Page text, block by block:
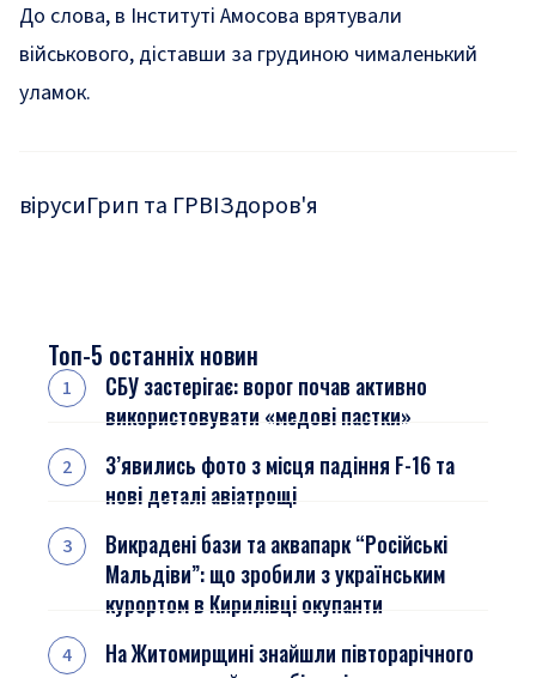
До слова, в Інституті Амосова врятували
військового, діставши за грудиною чималенький
уламок.
вірусиГрип та ГРВІЗдоров'я
Топ-5 останніх новин
СБУ застерігає: ворог почав активно
використовувати «медові пастки»
З’явились фото з місця падіння F-16 та
нові деталі авіатрощі
Викрадені бази та аквапарк “Російські
Мальдіви”: що зробили з українським
курортом в Кирилівці окупанти
На Житомирщині знайшли півторарічного